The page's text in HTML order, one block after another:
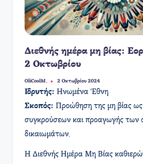
Διεθνής ημέρα μη βίας:
2 Οκτωβρίου
Συγγραφέας:
OliCoolM. 2 Οκτωβρίου 2024
Ιδρυτής: Ηνωμένα Έθνη
Σκοπός: Προώθηση της μη βίας ως
συγκρούσεων και προαγωγής των
δικαιωμάτων.
Η Διεθνής Ημέρα Μη Βίας